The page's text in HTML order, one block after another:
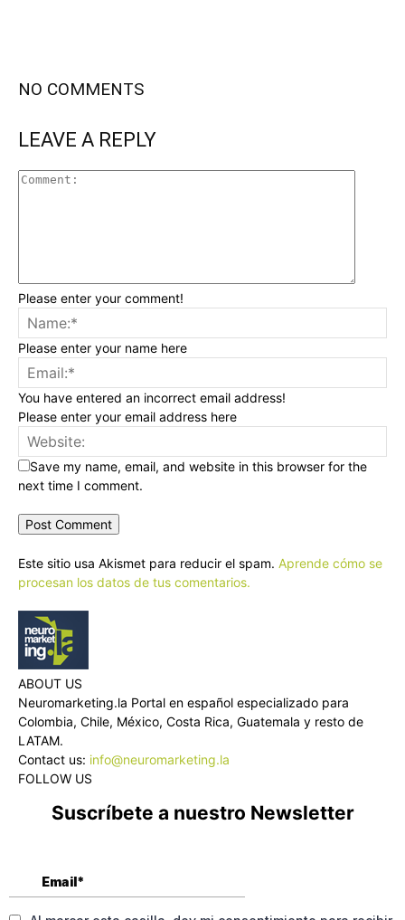
NO COMMENTS
LEAVE A REPLY
Please enter your comment!
Please enter your name here
You have entered an incorrect email address!
Please enter your email address here
Save my name, email, and website in this browser for the
next time I comment.
Este sitio usa Akismet para reducir el spam. Aprende cómo se
procesan los datos de tus comentarios.
ABOUT US
Neuromarketing.la Portal en español especializado para
Colombia, Chile, México, Costa Rica, Guatemala y resto de
LATAM.
Contact us: info@neuromarketing.la
FOLLOW US
Suscríbete a nuestro Newsletter